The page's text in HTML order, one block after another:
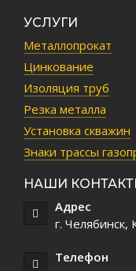
УСЛУГИ
Металлопрокат
Цинкование
Изоляция труб
Резка металла
Установка скважин
Знаки трассы
НАШИ
Адрес
г.
Телефон